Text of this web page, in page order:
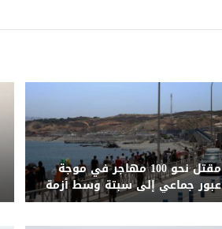
مقتل نحو 100 مهاجر في موجة
عبور جماعي إلى سبتة وسط أزمة
إنسانية وأمنية